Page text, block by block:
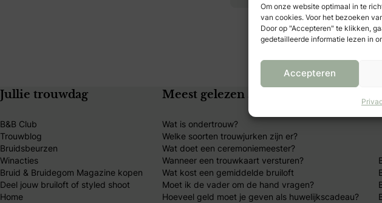
Om onze website optimaal in te
van cookies. Voor het bezoeken
Door op "Accepteren" te klikken,
gedetailleerde informatie lezen in
Accepteren
Jullie trouwdag
B&B Club
Trouwblog
Bruidsbeurzen
Winacties
Bruid & Bruidegom Magazine kopen
Deel jouw bruiloft of styled shoot
Home
Meest gelezen artikelen
Wat is ondertrouw?
Welke soorten trouwjurken zijn er?
Wat doet een ceremoniemeester?
Wanneer een trouwkaart versturen?
Wat kost een gemiddelde bruiloft
Moet ik de vader om de hand vragen?
Hoeveel geld moet je geven als huwelijkscadeau?